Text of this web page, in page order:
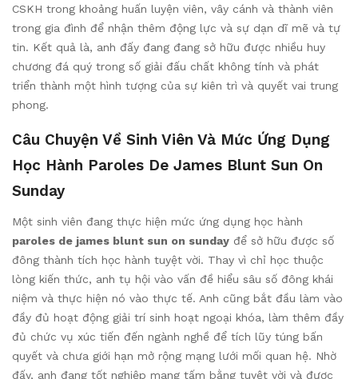
CSKH trong khoảng huấn luyện viên, vây cánh và thành viên
trong gia đình để nhận thêm động lực và sự dạn dĩ mẽ và tự
tin. Kết quả là, anh đấy đang đang sở hữu được nhiều huy
chương đá quý trong số giải đấu chất không tính và phát
triển thành một hình tượng của sự kiên trì và quyết vai trung
phong.
Câu Chuyện Về Sinh Viên Và Mức Ứng Dụng
Học Hành Paroles De James Blunt Sun On
Sunday
Một sinh viên đang thực hiện mức ứng dụng học hành
paroles de james blunt sun on sunday để sở hữu được số
đông thành tích học hành tuyệt vời. Thay vì chỉ học thuộc
lòng kiến thức, anh tụ hội vào vấn đề hiểu sâu số đông khái
niệm và thực hiện nó vào thực tế. Anh cũng bắt đầu làm vào
đầy đủ hoạt động giải trí sinh hoạt ngoại khóa, làm thêm đầy
đủ chức vụ xúc tiến đến ngành nghề để tích lũy túng bấn
quyết và chưa giới hạn mở rộng mạng lưới mối quan hệ. Nhờ
đấy, anh đang tốt nghiệp mang tấm bằng tuyệt vời và được